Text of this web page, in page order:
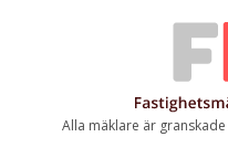
Alla mäklare är